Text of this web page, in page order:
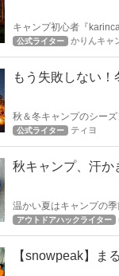
キャンプ初心者『
るのをかなり躊躇して
公式ライター かりんキャ
もう失敗しない！
秋＆冬キャンプのシーズンと
そろそろ秋冬仕様の暖
公式ライター ティヨ
秋キャンプ、汗か
温かい夏はキャンプの
しておいた方がいいア
アウトドアハックライター
【snowpeak】ま